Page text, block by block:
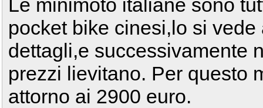
Le minimoto italiane sono
pocket bike cinesi,lo si
dettagli,e successivamente
prezzi lievitano. Per questo
attorno ai 2900 euro.